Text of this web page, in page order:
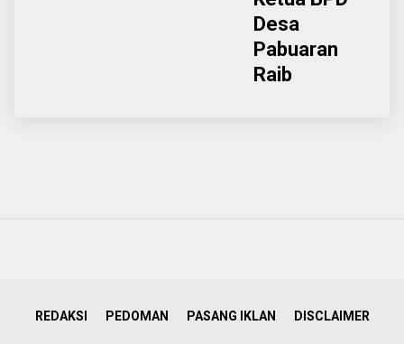
Desa
Pabuaran
Raib
REDAKSI PEDOMAN PASANG IKLAN DISCLAIMER